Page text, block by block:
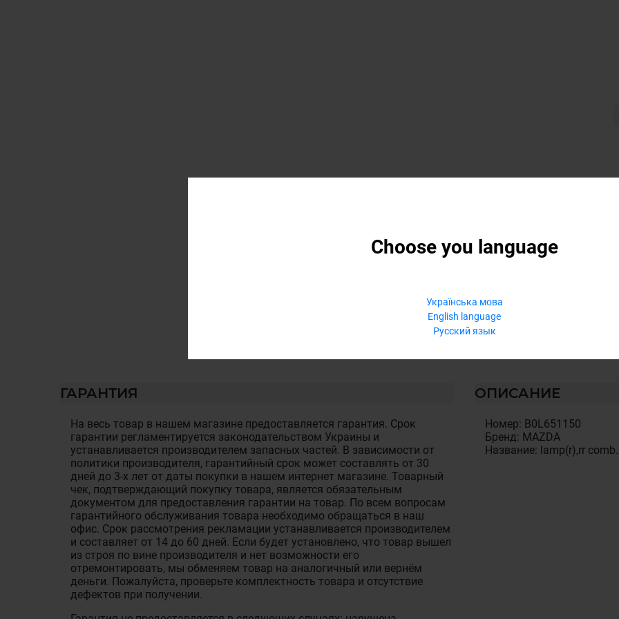
Choose you language
Українська мова
English language
Русский язык
ГАРАНТИЯ
На весь товар в нашем магазине предоставляется гарантия. Срок
гарантии регламентируется законодательством Украины и
устанавливается производителем запасных частей. В зависимости от
политики производителя, гарантийный срок может составлять от 30
дней до 3-х лет от даты покупки в нашем интернет магазине. Товарный
чек, подтверждающий покупку товара, является обязательным
документом для предоставления гарантии на товар. По всем вопросам
гарантийного обслуживания товара необходимо обращаться в наш
офис. Срок рассмотрения рекламации устанавливается производителем
и составляет от 14 до 60 дней. Если будет установлено, что товар вышел
из строя по вине производителя и нет возможности его
отремонтировать, мы обменяем товар на аналогичный или вернём
деньги. Пожалуйста, проверьте комплектность товара и отсутствие
дефектов при получении.
ОПИСАНИЕ
Номер: B0L651150
Бренд: MAZDA
Название: lamp(r),rr